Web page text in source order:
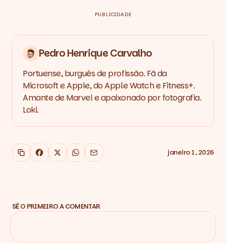
PUBLICIDADE
Pedro Henrique Carvalho
Portuense, burguês de profissão. Fã da
Microsoft e Apple, do Apple Watch e Fitness+.
Amante de Marvel e apaixonado por fotografia.
Loki.
Copiar link
Facebook
X WhatsApp
Email janeiro 1, 2026
SÊ O PRIMEIRO A COMENTAR